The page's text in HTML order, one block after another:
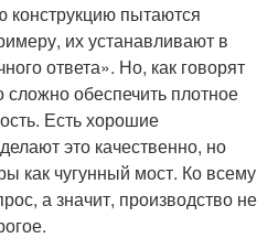
конструкцию пытаются
их устанавливают в
ответа». Но, как говорят
сложно обеспечить плотное
Есть хорошие
это качественно, но
как чугунный мост. Ко всему
а значит, производство не